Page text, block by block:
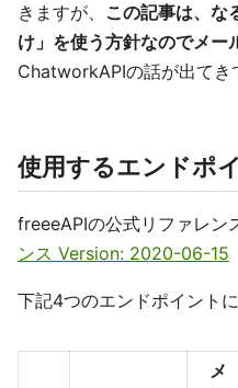
きますが、 この記事は、な
け」を使う方針なのでメー
ChatworkAPIの話が出てき
使用するエンドポ
freeeAPIの公式リファレン
ンス Version: 2020-06-15
下記4つのエンドポイント
メ